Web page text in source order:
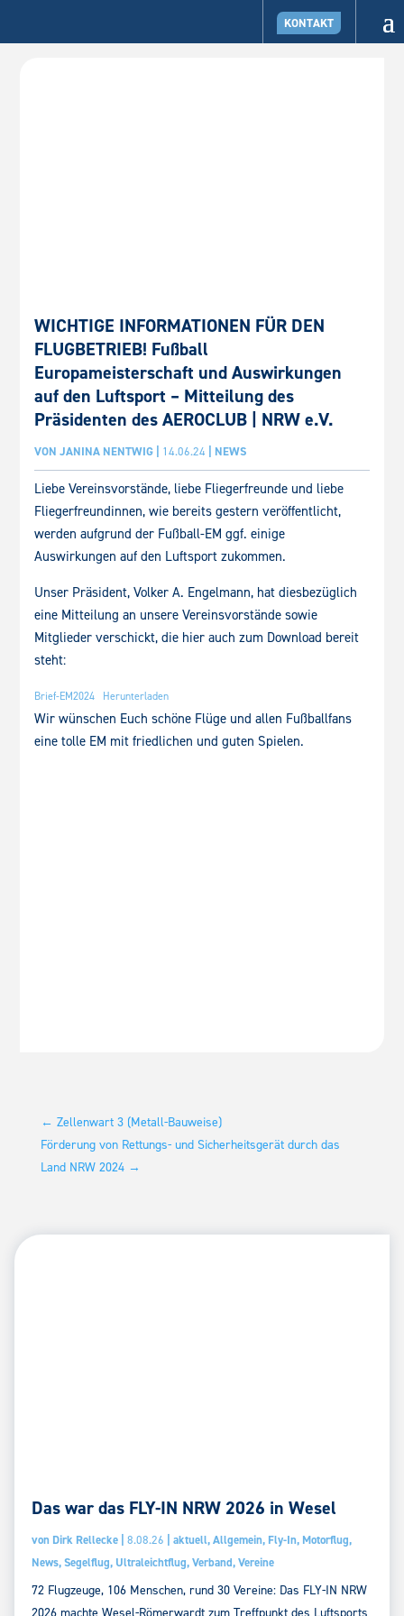
KONTAKT
WICHTIGE INFORMATIONEN FÜR DEN
FLUGBETRIEB! Fußball
Europameisterschaft und Auswirkungen
auf den Luftsport – Mitteilung des
Präsidenten des AEROCLUB | NRW e.V.
VONJANINA NENTWIG 14.06.24 NEWS
Liebe Vereinsvorstände, liebe Fliegerfreunde und liebe
Fliegerfreundinnen, wie bereits gestern veröffentlicht,
werden aufgrund der Fußball-EM ggf. einige
Auswirkungen auf den Luftsport zukommen.
Unser Präsident, Volker A. Engelmann, hat diesbezüglich
eine Mitteilung an unsere Vereinsvorstände sowie
Mitglieder verschickt, die hier auch zum Download bereit
steht:
Brief-EM2024 Herunterladen
Wir wünschen Euch schöne Flüge und allen Fußballfans
eine tolle EM mit friedlichen und guten Spielen.
← Zellenwart 3 (Metall-Bauweise)
Förderung von Rettungs- und Sicherheitsgerät durch das
Land NRW 2024→
Das war das FLY-IN NRW 2026 in Wesel
von Dirk Rellecke 8.08.26 aktuell,Allgemein, Fly-In, Motorflug,
News,Segelflug, Ultraleichtflug,Verband,Vereine
72 Flugzeuge, 106 Menschen, rund 30 Vereine: Das FLY-IN NRW